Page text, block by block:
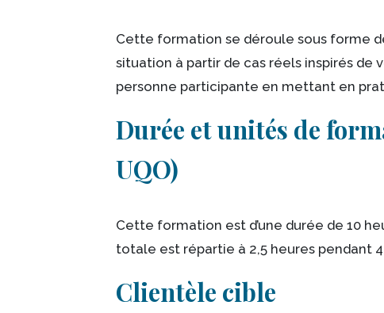
Cette formation se déroule sous forme
situation à partir de cas réels inspirés de
personne participante en mettant en
Durée et unités de
UQO)
Cette formation est d’une durée de 10
totale est répartie à 2,5 heures pendant
Clientèle cible